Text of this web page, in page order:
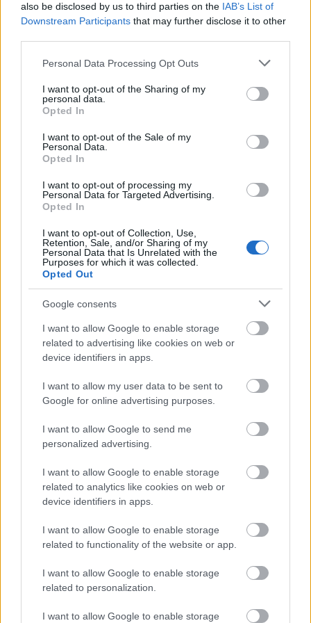
also be disclosed by us to third parties on the IAB’s List of
Downstream Participants that may further disclose it to other
Please note that this website/app uses one or more Google
not limited to your visit or usage behaviour. You may click to
grant or deny consent to Google and its third-party tags to
use your data for below specified purposes in below Google
consent section.
Personal Data Processing Opt Outs
I want to opt-out of the Sharing of my
personal data.
Opted In
I want to opt-out of the Sale of my
Personal Data.
Opted In
I want to opt-out of processing my
Personal Data for Targeted Advertising.
Opted In
I want to opt-out of Collection, Use,
Retention, Sale, and/or Sharing of my
Personal Data that Is Unrelated with the
Purposes for which it was collected.
Opted Out
Google consents
I want to allow Google to enable storage
related to advertising like cookies on web or
device identifiers in apps.
I want to allow my user data to be sent to
Google for online advertising purposes.
I want to allow Google to send me
personalized advertising.
I want to allow Google to enable storage
related to analytics like cookies on web or
device identifiers in apps.
I want to allow Google to enable storage
related to functionality of the website or app.
I want to allow Google to enable storage
related to personalization.
I want to allow Google to enable storage
Szakirányú továbbképzésekkel segíti idén is a
társadalmi kihívások leküzdését a Gál Ferenc Egyetem
Helyi hírek
élvezhetjük
MAGYAR ÉPÍTŐK
Elkészült a Liszt Ferenc repülőtér közelében lévő
logisztikai bázis út- és közműhálózatának fejlesztése
Komplex infrastruktúra-rendszert épített a Colas Alterra Zrt. a